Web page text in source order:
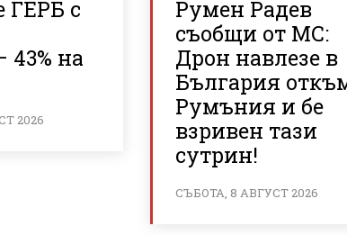
ГЕРБ с
43% на
2026
Румен Радев
съобщи от МС:
Дрон навлезе в
България
Румъния и бе
взривен тази
сутрин!
СЪБОТА, 8 АВГУСТ 2026